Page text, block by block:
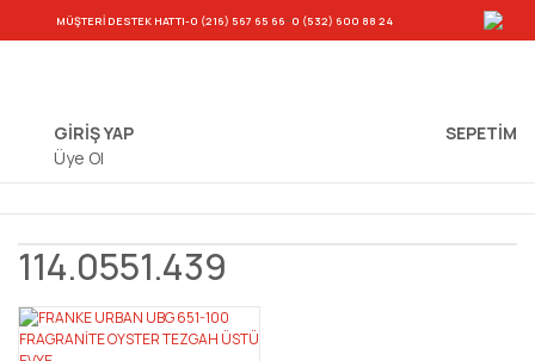
MÜŞTERİ DESTEK HATTI-0 (216) 567 65 66-0 (532) 600 88 24
GİRİŞ YAP
Üye Ol
SEPETIM
114.0551.439